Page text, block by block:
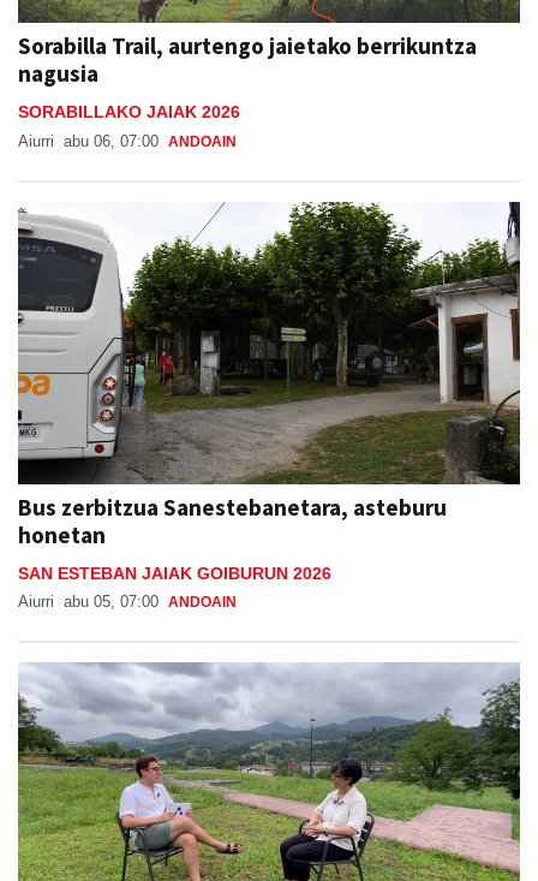
Sorabilla Trail, aurtengo jaietako berrikuntza
nagusia
SORABILLAKO JAIAK 2026
Aiurri abu 06, 07:00 ANDOAIN
Bus zerbitzua Sanestebanetara, asteburu
honetan
SAN ESTEBAN JAIAK GOIBURUN 2026
Aiurri abu 05, 07:00 ANDOAIN